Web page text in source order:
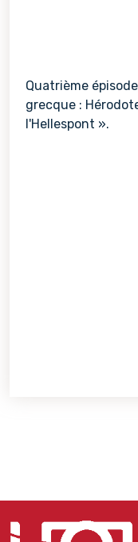
Quatrième
grecque :
l'Hellespont ».